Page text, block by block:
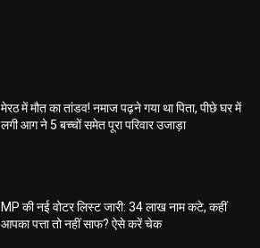
मेरठ में मौत का तांडव! नमाज पढ़ने गया था पिता, पीछे घर में
लगी आग ने 5 बच्चों समेत पूरा परिवार उजाड़ा
MP की नई वोटर लिस्ट जारी: 34 लाख नाम कटे, कहीं
आपका पत्ता तो नहीं साफ? ऐसे करें चेक